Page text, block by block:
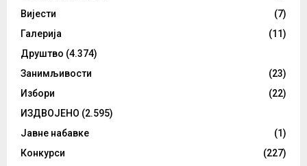
Вијести
(7)
Галерија
(11)
Друштво (4.374)
Занимљивости
(23)
Избори
(22)
ИЗДВОЈЕНО (2.595)
Јавне набавке
(1)
Конкурси
(227)